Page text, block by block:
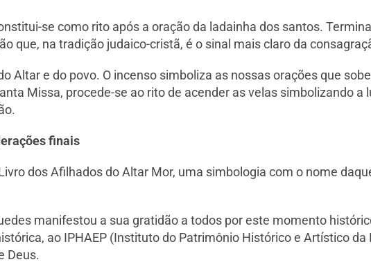
se como rito após a oração da ladainha dos santos.
que, na tradição judaico-cristã, é o sinal mais claro da
Altar e do povo. O incenso simboliza as nossas orações que
Missa, procede-se ao rito de acender as velas simbolizando a
finais
dos Afilhados do Altar Mor, uma simbologia com o nome
manifestou a sua gratidão a todos por este momento
ao IPHAEP (Instituto do Patrimônio Histórico e Artístico da
Deus.